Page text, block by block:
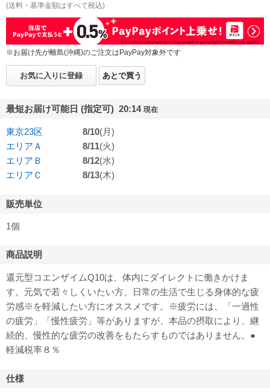
(送料・基準金額はすべて税込)
※お届け先が離島(沖縄)のご注文はPayPay対象外です
お気に入りに登録 あとで買う
最短お届け可能日 (指定可) 20:14 現在
東京23区 8/10(月)
エリアＡ
8/11(火)
エリアＢ
8/12(水)
エリアＣ
8/13(木)
販売単位
1個
商品説明
還元型コエンザイムQ10は、体内にダイレクトに働きかけま
す。元気で若々しくいたい方、日常の生活で生じる身体的な疲
労感※を軽減したい方にオススメです。※疲労には、「一過性
の疲労」「慢性疲労」等がありますが、本品の摂取により、継
続的、慢性的な疲労の改善をもたらすものではありません。●
軽減税率８％
仕様